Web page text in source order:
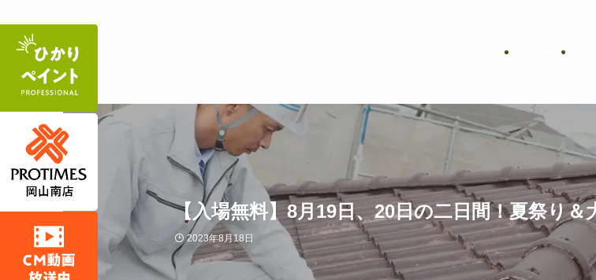
ホーム
【入場無料】8月19日、20日の二日間！夏祭り＆
2023年8月18日